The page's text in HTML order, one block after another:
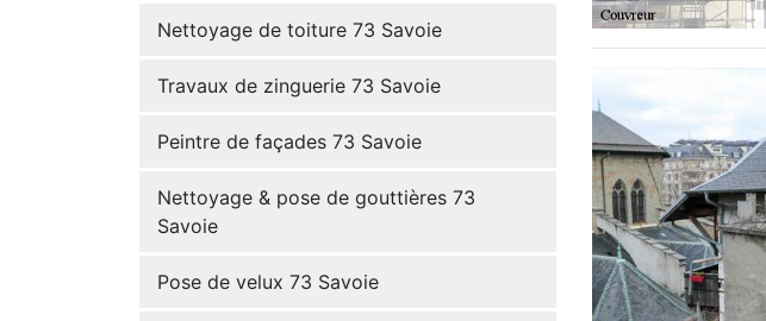
Nettoyage de toiture 73 Savoie
Travaux de zinguerie 73 Savoie
Peintre de façades 73 Savoie
Nettoyage & pose de gouttières 73
Savoie
Pose de velux 73 Savoie